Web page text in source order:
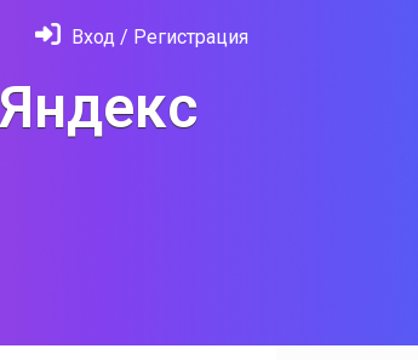
Вход / Регистрация